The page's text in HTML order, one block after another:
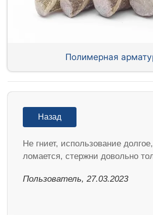
Полимерная
Назад
Не гниет, использование
ломается, стержни довольно
Пользователь, 27.03.2023